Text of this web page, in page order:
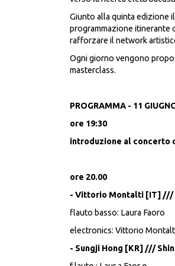
Giunto alla quinta edizione
programmazione itinerante
rafforzare il network
Ogni giorno vengono
masterclass.
PROGRAMMA - 11
ore 19:30
introduzione al concerto
ore 20.00
- Vittorio Montalti [IT] ///
flauto basso: Laura Faoro
electronics: Vittorio
- Sungji Hong [KR] ///